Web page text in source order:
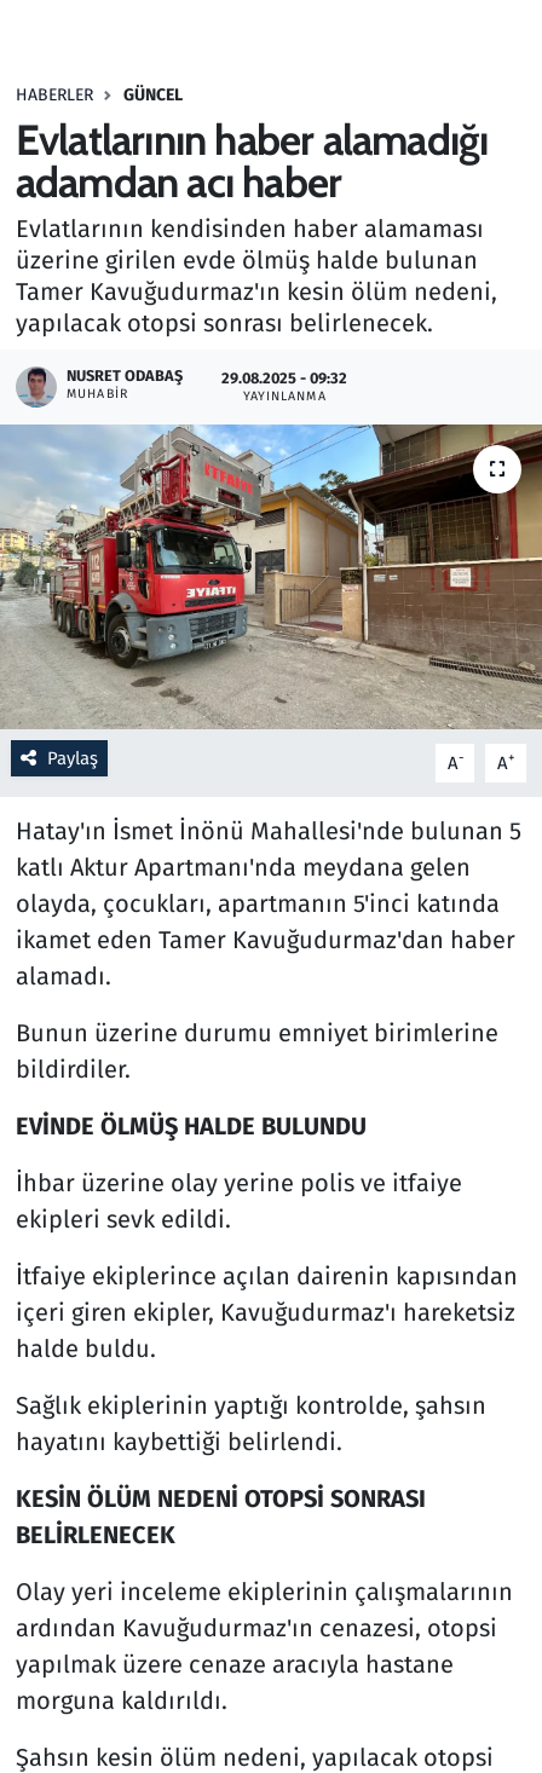
HABERLER GÜNCEL
Evlatlarının haber alamadığı
adamdan acı haber
Evlatlarının kendisinden haber alamaması
üzerine girilen evde ölmüş halde bulunan
Tamer Kavuğudurmaz'ın kesin ölüm nedeni,
yapılacak otopsi sonrası belirlenecek.
NUSRET ODABAŞ
MUHABIR
29.08.2025 - 09:32
YAYINLANMA
Paylaş A- A+
Hatay'ın İsmet İnönü Mahallesi'nde bulunan 5
katlı Aktur Apartmanı'nda meydana gelen
olayda, çocukları, apartmanın 5'inci katında
ikamet eden Tamer Kavuğudurmaz'dan haber
alamadı.
Bunun üzerine durumu emniyet birimlerine
bildirdiler.
EVİNDE ÖLMÜŞ HALDE BULUNDU
İhbar üzerine olay yerine polis ve itfaiye
ekipleri sevk edildi.
İtfaiye ekiplerince açılan dairenin kapısından
içeri giren ekipler, Kavuğudurmaz'ı hareketsiz
halde buldu.
Sağlık ekiplerinin yaptığı kontrolde, şahsın
hayatını kaybettiği belirlendi.
KESİN ÖLÜM NEDENİ OTOPSİ SONRASI
BELİRLENECEK
Olay yeri inceleme ekiplerinin çalışmalarının
ardından Kavuğudurmaz'ın cenazesi, otopsi
yapılmak üzere cenaze aracıyla hastane
morguna kaldırıldı.
Şahsın kesin ölüm nedeni, yapılacak otopsi
Haber
Kültür Sanat
Kurumsal Haberler
Lezzet Durağı
Oyun
Ramazan
Resmi İlanlar
Rüya Tabirleri
Sağlık
Savunma Sanayi
Seçim 2023
Spor
Teknoloji ve Bilim
Televizyon